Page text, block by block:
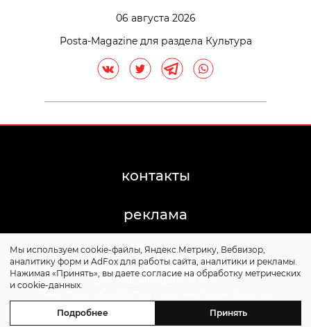
06 августа 2026
Posta-Magazine для раздела Культура
контакты
реклама
©2011-2026 Posta-Magazine
Сайт может содержать контент, не предназначенный
для лиц младше 16 лет.
Политика обработки персональных данных
Мы используем cookie-файлы, Яндекс.Метрику, Вебвизор,
аналитику форм и AdFox для работы сайта, аналитики и рекламы.
Нажимая «Принять», вы даете согласие на обработку метрических
и cookie-данных.
Подробнее Принять